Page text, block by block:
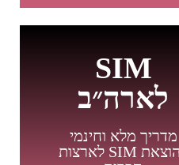
SIM
לארה״ב
מדריך מלא וחינמי
להוצאת SIM לארצות